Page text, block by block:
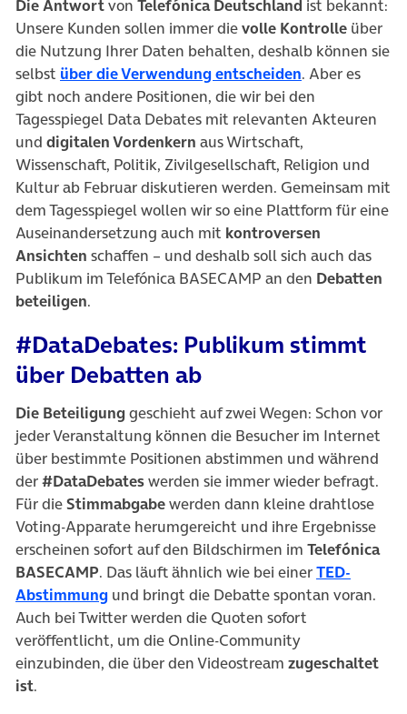
Die Antwortvon Telefónica Deutschland ist bekannt:
Unsere Kunden sollen immer dievolle Kontrolle über
die Nutzung Ihrer Daten behalten, deshalb können sie
selbst über die Verwendung entscheiden(öffnet in
. Aber es
gibt noch andere Positionen, die wir bei den
Tagesspiegel Data Debates mit relevanten Akteuren
und digitalen Vordenkern aus Wirtschaft,
Wissenschaft, Politik, Zivilgesellschaft, Religion und
Kultur ab Februar diskutieren werden. Gemeinsam mit
dem Tagesspiegel wollen wir so eine Plattform für eine
Auseinandersetzung auch mit kontroversen
Ansichten schaffen – und deshalb soll sich auch das
Publikum im Telefónica BASECAMP an den Debatten
beteiligen.
#DataDebates: Publikum stimmt
über Debatten ab
Die Beteiligung geschieht auf zwei Wegen: Schon vor
jeder Veranstaltung können die Besucher im Internet
über bestimmte Positionen abstimmen und während
der#DataDebateswerden sie immer wieder befragt.
Für dieStimmabgabewerden dann kleine drahtlose
Voting-Apparate herumgereicht und ihre Ergebnisse
erscheinen sofort auf den Bildschirmen im Telefónica
BASECAMP. Das läuft ähnlich wie bei einerTED-
Abstimmung(öffnet in neuem Tab)
und bringt die Debatte spontan voran.
Auch bei Twitter werden die Quoten sofort
veröffentlicht, um die Online-Community
einzubinden, die über den Videostream zugeschaltet
ist.